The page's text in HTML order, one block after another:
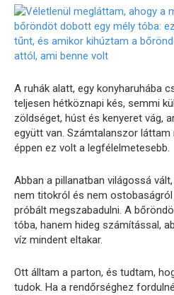
A ruhák alatt, egy konyharuhába
teljesen hétköznapi kés, semmi
zöldséget, húst és kenyeret vág,
együtt van. Számtalanszor láttam
éppen ez volt a legfélelmetesebb.
Abban a pillanatban világossá
nem titokról és nem
próbált megszabadulni. A
tóba, hanem hideg számítással,
víz mindent eltakar.
Ott álltam a parton, és tudtam,
tudok. Ha a rendőrséghez